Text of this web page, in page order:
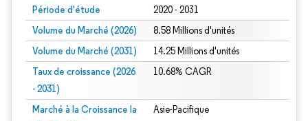
Période d'étude 2020 - 2031
Volume du Marché (2026) 8.58 Millions d'unités
Volume du Marché (2031) 14.25 Millions d'unités
Taux de croissance (2026
- 2031)
10.68% CAGR
Marché à la Croissance la
Asie-Pacifique